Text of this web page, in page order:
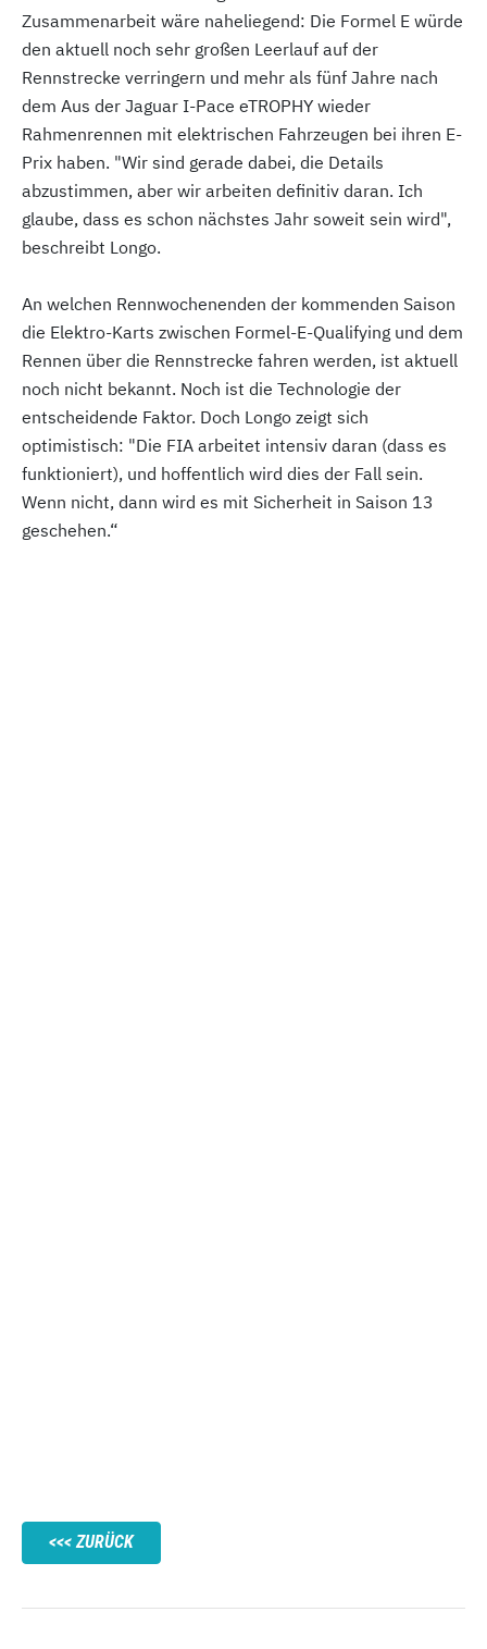
Zusammenarbeit wäre naheliegend: Die Formel E würde
den aktuell noch sehr großen Leerlauf auf der
Rennstrecke verringern und mehr als fünf Jahre nach
dem Aus der Jaguar I-Pace eTROPHY wieder
Rahmenrennen mit elektrischen Fahrzeugen bei ihren E-
Prix haben. "Wir sind gerade dabei, die Details
abzustimmen, aber wir arbeiten definitiv daran. Ich
glaube, dass es schon nächstes Jahr soweit sein wird",
beschreibt Longo.
An welchen Rennwochenenden der kommenden Saison
die Elektro-Karts zwischen Formel-E-Qualifying und dem
Rennen über die Rennstrecke fahren werden, ist aktuell
noch nicht bekannt. Noch ist die Technologie der
entscheidende Faktor. Doch Longo zeigt sich
optimistisch: "Die FIA arbeitet intensiv daran (dass es
funktioniert), und hoffentlich wird dies der Fall sein.
Wenn nicht, dann wird es mit Sicherheit in Saison 13
geschehen.“
ZURÜCK